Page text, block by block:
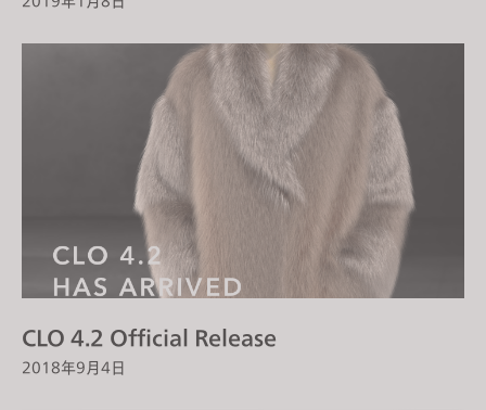
CLO 4.2 Official Release
2018年9月4日